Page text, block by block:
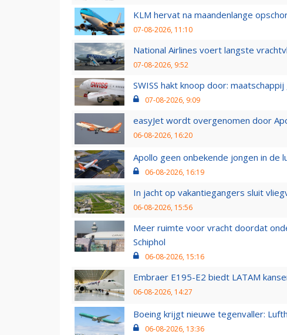
KLM hervat na maandenlange
07-08-2026, 11:10
National Airlines voert langste
07-08-2026, 9:52
SWISS hakt knoop door:
07-08-2026, 9:09
easyJet wordt overgenomen door
06-08-2026, 16:20
Apollo geen onbekende jongen in de
06-08-2026, 16:19
In jacht op vakantiegangers sluit
06-08-2026, 15:56
Meer ruimte voor vracht doordat
Schiphol
06-08-2026, 15:16
Embraer E195-E2 biedt LATAM
06-08-2026, 14:27
Boeing krijgt nieuwe tegenvaller:
06-08-2026, 13:36